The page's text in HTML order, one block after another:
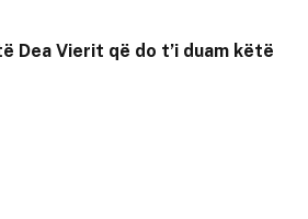
Dea Vierit që do t’i duam këtë